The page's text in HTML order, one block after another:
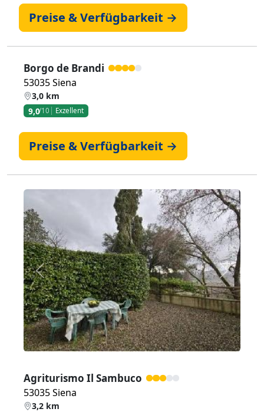
Preise & Verfügbarkeit →
Borgo de Brandi
53035 Siena
3,0 km
9,0/10 Exzellent
Preise & Verfügbarkeit →
Zurück Weiter
Agriturismo Il Sambuco
53035 Siena
3,2 km